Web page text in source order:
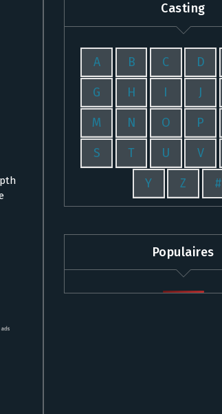
Casting
A B C D
G H I J
M N O P
S T U V
Y Z #
Populaires